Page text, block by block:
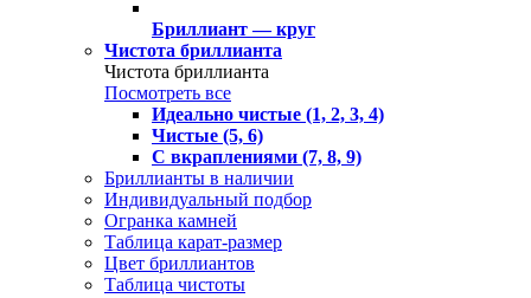
Бриллиант — круг
Чистота бриллианта
Чистота бриллианта
Посмотреть все
Идеально чистые (1, 2, 3, 4)
Чистые (5, 6)
С вкраплениями (7, 8, 9)
Бриллианты в наличии
Индивидуальный подбор
Огранка камней
Таблица карат-размер
Цвет бриллиантов
Таблица чистоты